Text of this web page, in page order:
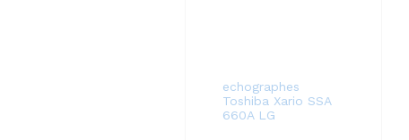
echographes
Toshiba Xario SSA
660A LG